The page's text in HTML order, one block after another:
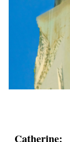
Catherine: